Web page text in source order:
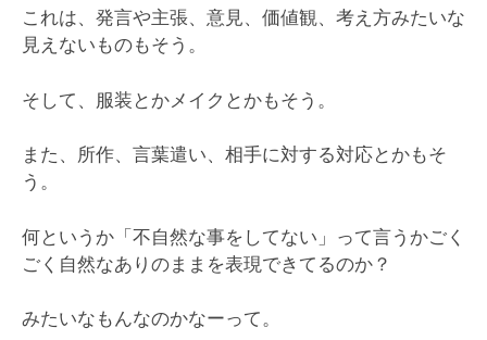
これは、発言や主張、意見、価値観、考え方みたいな
見えないものもそう。
そして、服装とかメイクとかもそう。
また、所作、言葉遣い、相手に対する対応とかもそ
う。
何というか「不自然な事をしてない」って言うかごく
ごく自然なありのままを表現できてるのか？
みたいなもんなのかなーって。